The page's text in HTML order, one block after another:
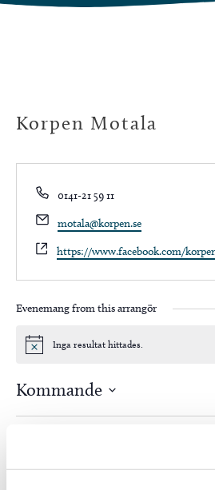
Hoppa
Korpen Motala
Phone
0141-21 59 11
Email
motala@korpen.se
Website
https://www.facebook.com/
Evenemang from this arrangör
Notis Inga resultat hittades.
Kommande
Välj